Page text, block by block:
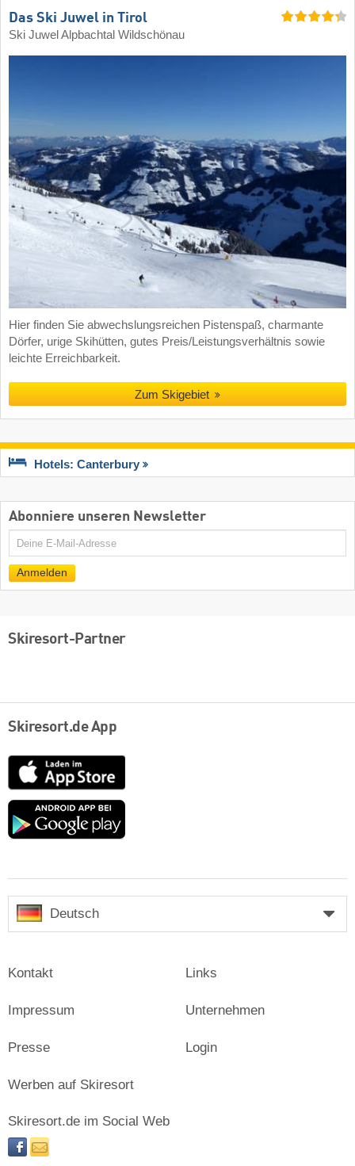
Das Ski Juwel in Tirol
Ski Juwel Alpbachtal Wildschönau
Hier finden Sie abwechslungsreichen Pistenspaß, charmante
Dörfer, urige Skihütten, gutes Preis/Leistungsverhältnis sowie
leichte Erreichbarkeit.
Zum Skigebiet
Hotels: Canterbury
Abonniere unseren Newsletter
E-
Mail
Anmelden
Skiresort-Partner
Skiresort.de App
App
Store
Google
Deutsch
Kontakt
Impressum
Presse
Links
Unternehmen
Login
Werben auf Skiresort
Skiresort.de im Social Web
facebooknewsletter